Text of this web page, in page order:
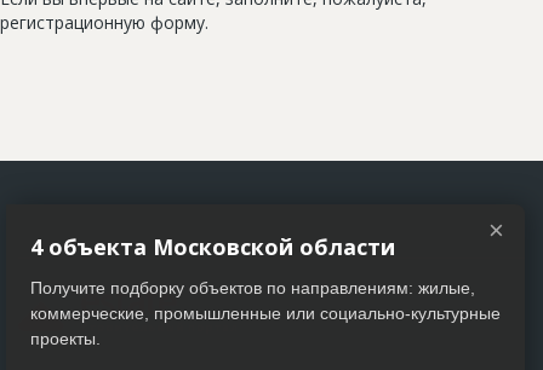
Правила работы
регистрационную форму.
×
4 объекта Московской области
Получите подборку объектов по направлениям: жилые,
коммерческие, промышленные или социально-культурные
проекты.